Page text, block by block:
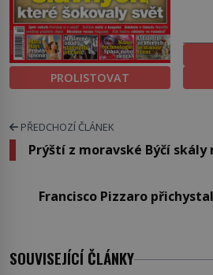
PROLISTOVAT
PŘEDCHOZÍ ČLÁNEK
Prýští z moravské Býčí
Francisco Pizzaro
SOUVISEJÍCÍ ČLÁNKY